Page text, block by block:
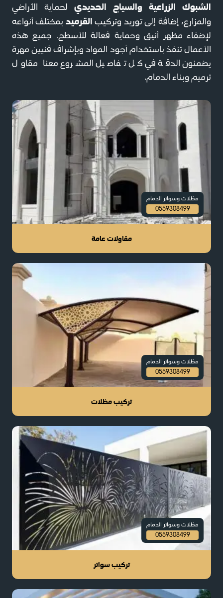
الشبوك الزراعية والسياج الحديدي لحماية الأراضي
والمزارع، إضافة إلى توريد وتركيب القرميد بمختلف أنواعه
لإضفاء مظهر أنيق وحماية فعالة للأسطح. جميع هذه
الأعمال تنفذ باستخدام أجود المواد وبإشراف فنيين مهرة
يضمنون الدقة في كل تفاصيل المشروع معنا مقاول
ترميم وبناء الدمام.
مظلات وسواتر الدمام
0559308499
مقاولات عامة
مظلات وسواتر الدمام
0559308499
تركيب مظلات
مظلات وسواتر الدمام
0559308499
تركيب سواتر